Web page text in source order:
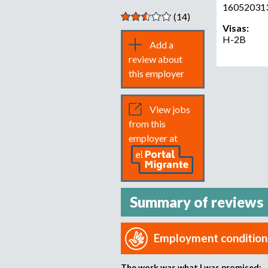
(14)
Add a
review about
this employer
View jobs
from this
employer at
Visas:
H-2B
Summary of reviews
Employment